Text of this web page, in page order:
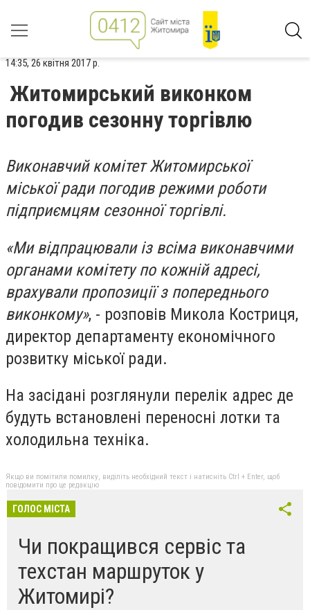
14:35, 26 квітня 2017 р.
Житомирський виконком
погодив сезонну торгівлю
Виконавчий комітет Житомирської
міської ради погодив режими роботи
підприємцям сезонної торгівлі.
«Ми відпрацювали із всіма виконавчими
органами комітету по кожній адресі,
врахували пропозиції з попереднього
виконкому», - розповів Микола Костриця,
директор департаменту економічного
розвитку міської ради.
На засідані розглянули перелік адрес де
будуть встановлені переносні лотки та
холодильна техніка.
Якщо ви помітили помилку, виділіть необхідний текст і натисніть Ctrl + Enter, щоб
повідомити про це редакцію
ГОЛОС МІСТА
Чи покращився сервіс та
техстан маршруток у
Житомирі?